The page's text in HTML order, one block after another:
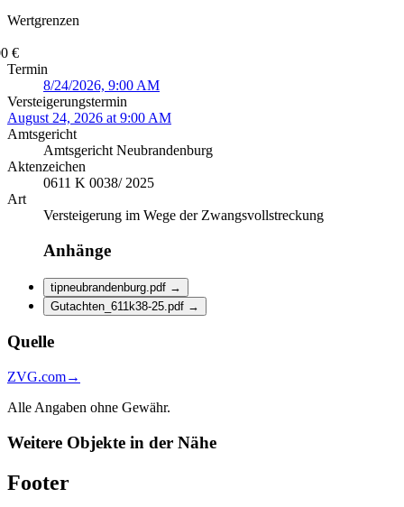
Wertgrenzen
€
Termin
8/24/2026, 9:00 AM
Versteigerungstermin
August 24, 2026 at 9:00 AM
Amtsgericht
Amtsgericht Neubrandenburg
Aktenzeichen
0611 K 0038/ 2025
Art
Versteigerung im Wege der Zwangsvollstreckung
Anhänge
tipneubrandenburg.pdf →
Gutachten_611k38-25.pdf →
Quelle
ZVG.com→
Alle Angaben ohne Gewähr.
Weitere Objekte in der Nähe
Footer